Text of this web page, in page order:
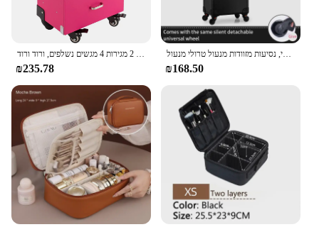
₪235.78
אלומיניום מתגלגל איפור תיק הרכבת, נייד איפור נייד נייד, מזוודה, תיבת אחסון קוסמטי, נסיעות מזוודות מנעול טרולי מנעול
₪168.50